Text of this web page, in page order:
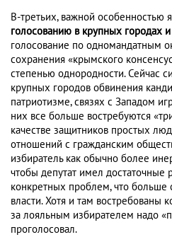
В-третьих, важной особенностью
голосованию в крупных городах
голосование по одномандатным
сохранения «крымского
степенью однородности. Сейчас
крупных городов обвинения
патриотизме, связях с Западом
них все больше востребуются
качестве защитников простых
отношений с гражданским
избиратель как обычно более
чтобы депутат имел
конкретных проблем, что больше
власти. Хотя и там востребованы
за лояльным избирателем надо
проголосовал.